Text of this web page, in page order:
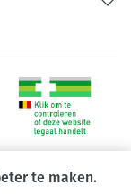
te maken.